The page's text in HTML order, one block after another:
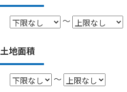
～
土地面積
～